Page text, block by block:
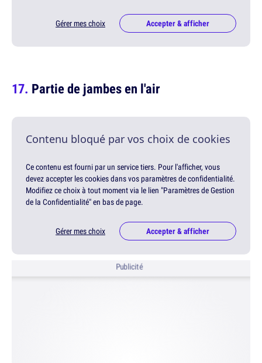
Gérer mes choix Accepter & afficher
Partie de jambes en l'air
Contenu bloqué par vos choix de cookies
Ce contenu est fourni par un service tiers. Pour l'afficher, vous
devez accepter les cookies dans vos paramètres de confidentialité.
Modifiez ce choix à tout moment via le lien "Paramètres de Gestion
de la Confidentialité" en bas de page.
Gérer mes choix Accepter & afficher
Publicité